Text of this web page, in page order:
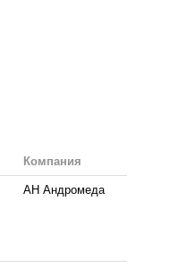
Компания
АН Андромеда